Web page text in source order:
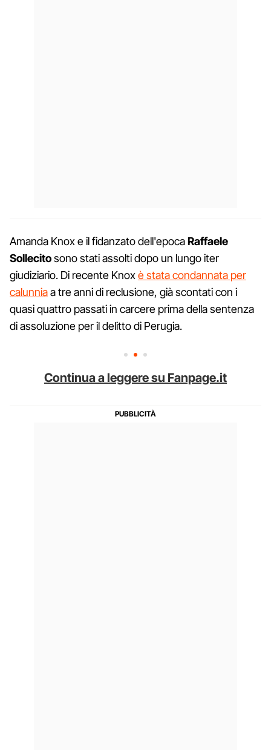
Amanda Knox e il fidanzato dell'epocaRaffaele
Sollecitosono stati assolti dopo un lungo iter
giudiziario. Di recente Knoxè stata condannata per
calunniaa tre anni di reclusione, già scontati con i
quasi quattro passati in carcere prima della sentenza
di assoluzione per il delitto di Perugia.
Continua a leggere su Fanpage.it